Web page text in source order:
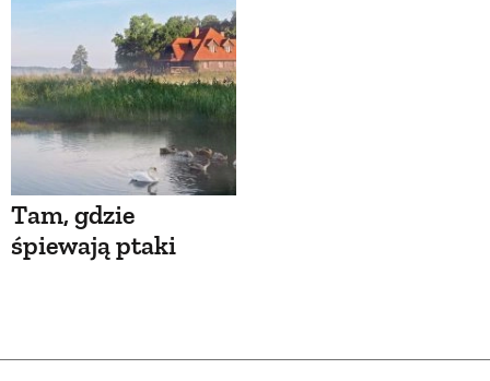
Tam, gdzie
śpiewają ptaki